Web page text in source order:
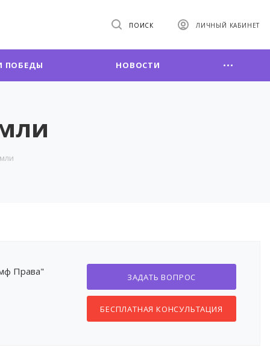
ЛИЧНЫЙ КАБИНЕТ
ПОИСК
ПОБЕДЫ НОВОСТИ
Права" ЗАДАТЬ ВОПРОС
БЕСПЛАТНАЯ КОНСУЛЬТАЦИЯ